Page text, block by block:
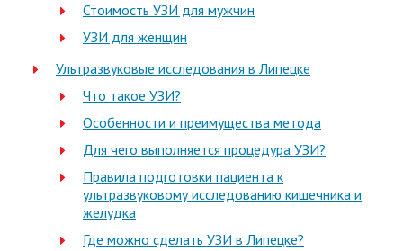
Стоимость УЗИ для мужчин
УЗИ для женщин
Ультразвуковые исследования в Липецке
Что такое УЗИ?
Особенности и преимущества метода
Для чего выполняется процедура УЗИ?
Правила подготовки пациента к
ультразвуковому исследованию кишечника и
желудка
Где можно сделать УЗИ в Липецке?